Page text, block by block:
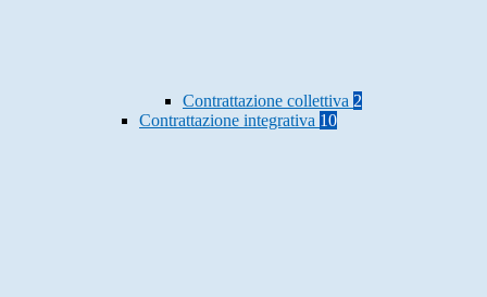
Contrattazione collettiva 2
Contrattazione integrativa 10